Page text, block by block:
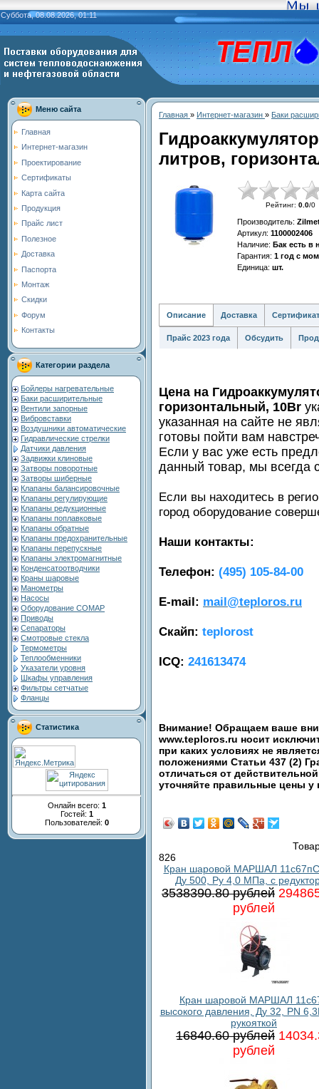
Суббота, 08.08.2026, 01:11
Меню сайта
Главная
Интернет-магазин
Проектирование
Сертификаты
Карта сайта
Продукция
Прайс лист
Полезное
Доставка
Паспорта
Монтаж
Скидки
Форум
Контакты
Категории раздела
Бойлеры нагревательные
Баки расширительные
Вентили запорные
Вибровставки
Воздушники автоматические
Гидравлические стрелки
Датчики давления
Задвижки клиновые
Затворы поворотные
Затворы шиберные
Клапаны балансировочные
Клапаны регулирующие
Клапаны редукционные
Клапаны поплавковые
Клапаны обратные
Клапаны предохранительные
Клапаны перепускные
Клапаны электромагнитные
Конденсатоотводчики
Краны шаровые
Манометры
Насосы
Оборудование COMAP
Приводы
Сепараторы
Смотровые стекла
Термометры
Теплообменники
Указатели уровня
Шкафы управления
Фильтры сетчатые
Фланцы
Статистика
Онлайн всего: 1
Гостей: 1
Пользователей: 0
Главная » Интернет-магазин » Баки
литров,
Рейтинг: 0.0/0
Производитель:
Артикул: 1100002406
Наличие: Бак есть в
Гарантия: 1 год с
Единица: шт.
Описание Доставка Сертификат
Прайс 2023 года Обсудить
Цена на
горизонтальный, 10Br
указанная на сайте не
готовы пойти вам
Если у вас уже есть
данный товар, мы всегда
Если вы находитесь в
город оборудование
Наши контакты:
Телефон: (495) 105-84-00
E-mail: mail@teploros.ru
Скайп: teplorost
ICQ: 241613474
Внимание! Обращаем ваше
www.teploros.ru носит
при каких условиях не
положениями Статьи 437 (2)
отличаться от
уточняйте правильные цены
826
Кран шаровой МАРШАЛ
Ду 500, Ру 4,0 МПа, с
3538390.80 рублей
рублей
Кран шаровой МАРШАЛ
высокого давления, Ду 32, PN
рукояткой
16840.60 рублей
рублей